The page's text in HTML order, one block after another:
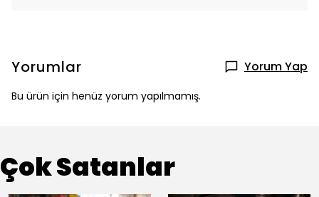
Yorumlar Yorum Yap
Bu ürün için henüz yorum yapılmamış.
Çok Satanlar